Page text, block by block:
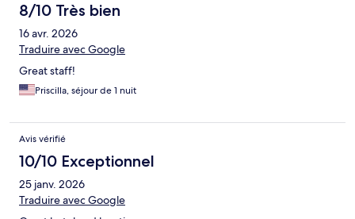
8/10 Très bien
16 avr. 2026
Traduire avec Google
Great staff!
Priscilla, séjour de 1 nuit
Avis vérifié
10/10 Exceptionnel
25 janv. 2026
Traduire avec Google